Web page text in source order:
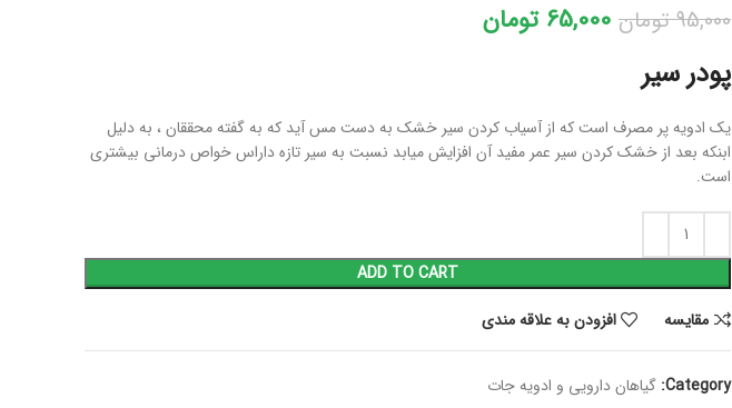
95,000 تومان 65,000 تومان
پودر سیر
یک ادویه پر مصرف است که از آسیاب کردن سیر خشک به دست مس آید که به گفته محققان ، به دلیل
ابنکه بعد از خشک کردن سیر عمر مفید آن افزایش میابد نسبت به سیر تازه داراس خواص درمانی بیشتری
است.
ADD TO CART
مقايسه
افزودن به علاقه مندی
Category: گیاهان دارویی و ادویه جات